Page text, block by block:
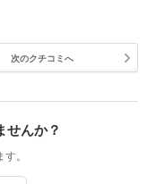
次のクチコミへ
せんか？
。